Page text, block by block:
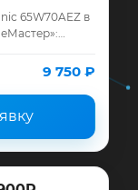
65W70AEZ в
до 129 750 ₽